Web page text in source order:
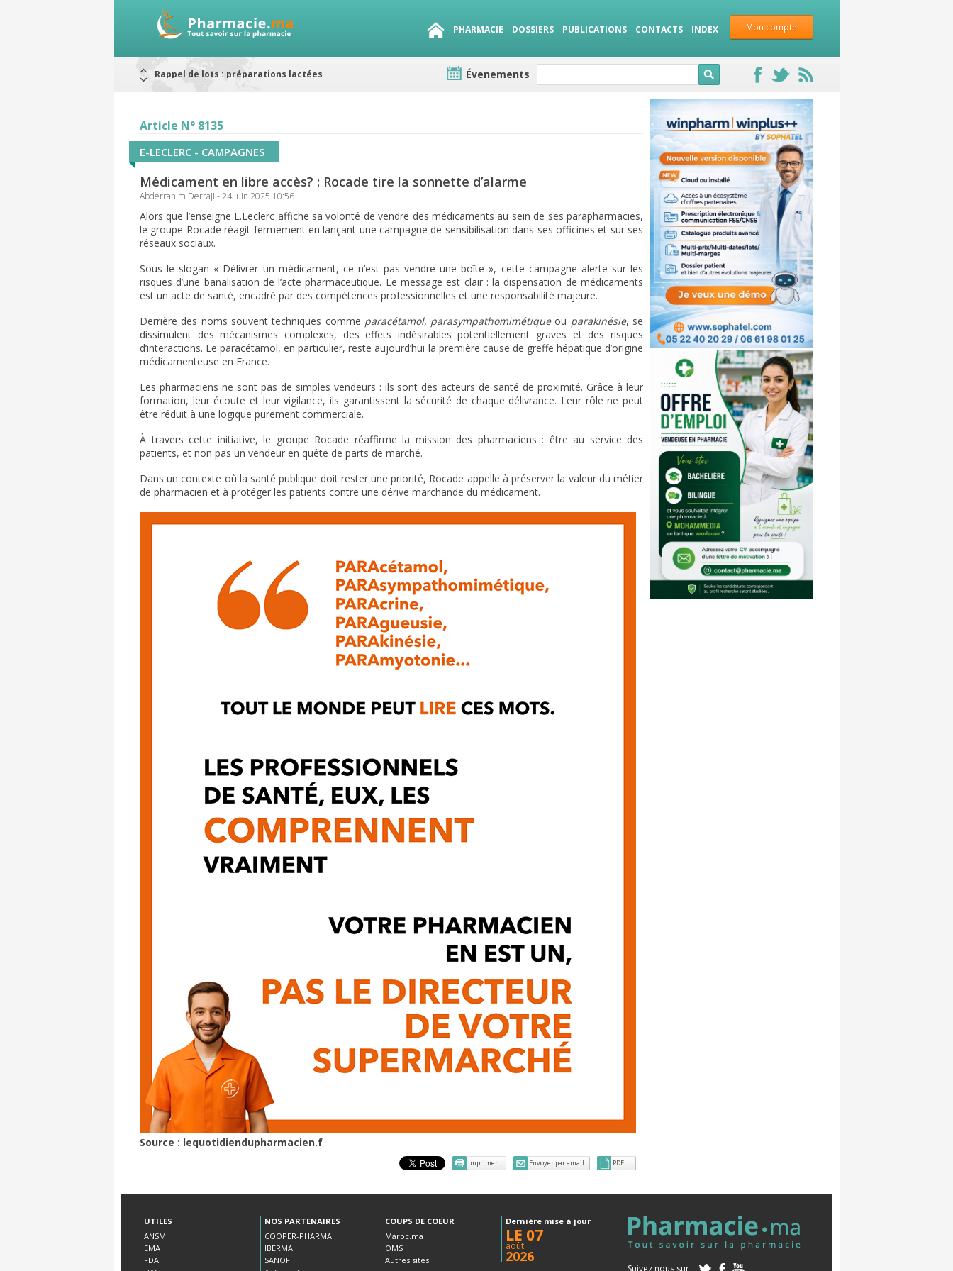
Mon compte
PHARMACIE DOSSIERS PUBLICATIONS CONTACTS INDEX
Alerte / AMMPS
RAPPELS DE LOTS
Rappel de lots : préparations lactées
Évenements
Article N° 8135
E-LECLERC - CAMPAGNES
Médicament en libre accès? : Rocade tire la sonnette d’alarme
Abderrahim Derraji - 24 juin 2025 10:56
Alors que l’enseigne E.Leclerc affiche sa volonté de vendre des médicaments au sein de ses parapharmacies,
le groupe Rocade réagit fermement en lançant une campagne de sensibilisation dans ses officines et sur ses
réseaux sociaux.
Sous le slogan « Délivrer un médicament, ce n’est pas vendre une boîte », cette campagne alerte sur les
risques d’une banalisation de l’acte pharmaceutique. Le message est clair : la dispensation de médicaments
est un acte de santé, encadré par des compétences professionnelles et une responsabilité majeure.
Derrière des noms souvent techniques comme paracétamol, parasympathomimétiqueou parakinésie, se
dissimulent des mécanismes complexes, des effets indésirables potentiellement graves et des risques
d’interactions. Le paracétamol, en particulier, reste aujourd’hui la première cause de greffe hépatique d’origine
médicamenteuse en France.
Les pharmaciens ne sont pas de simples vendeurs : ils sont des acteurs de santé de proximité. Grâce à leur
formation, leur écoute et leur vigilance, ils garantissent la sécurité de chaque délivrance. Leur rôle ne peut
être réduit à une logique purement commerciale.
À travers cette initiative, le groupe Rocade réaffirme la mission des pharmaciens : être au service des
patients, et non pas un vendeur en quête de parts de marché.
Dans un contexte où la santé publique doit rester une priorité, Rocade appelle à préserver la valeur du métier
de pharmacien et à protéger les patients contre une dérive marchande du médicament.
Source : lequotidiendupharmacien.f
Imprimer Envoyer par email PDF
UTILES
ANSM
EMA
FDA
NOS PARTENAIRES
COOPER-PHARMA
IBERMA
SANOFI
COUPS DE COEUR
Maroc.ma
OMS
Autres sites
Dernière mise à jour
LE 07
août
2026
Suivez nous sur